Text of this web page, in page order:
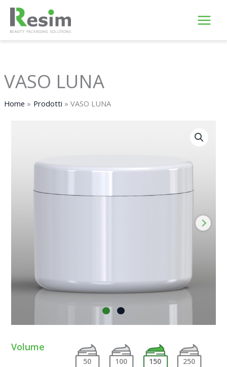
contenuto
VASO LUNA
Home Prodotti VASO LUNA
Volume
50 100 150 250